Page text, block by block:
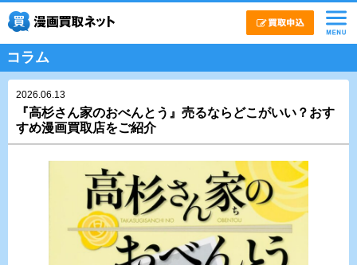
コラム
2026.06.13
『高杉さん家のおべんとう』売るならどこがいい？おす
すめ漫画買取店をご紹介